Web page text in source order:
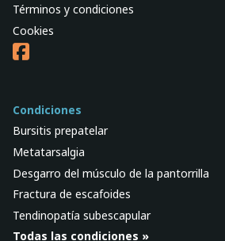
Términos y condiciones
Cookies
Condiciones
Bursitis prepatelar
Metatarsalgia
Desgarro del músculo de la pantorrilla
Fractura de escafoides
Tendinopatía subescapular
Todas las condiciones »